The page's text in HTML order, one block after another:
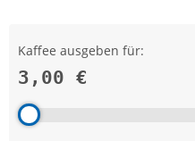
Kaffee ausgeben für:
3,00 €